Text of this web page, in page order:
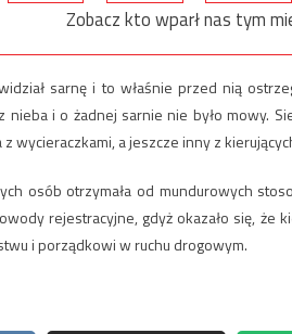
Zobacz kto wparł nas tym
sarnę i to właśnie przed nią
i o żadnej sarnie nie było mowy.
wycieraczkami, a jeszcze inny z
osób otrzymała od mundurowych
rejestracyjne, gdyż okazało się, że
i porządkowi w ruchu drogowym.